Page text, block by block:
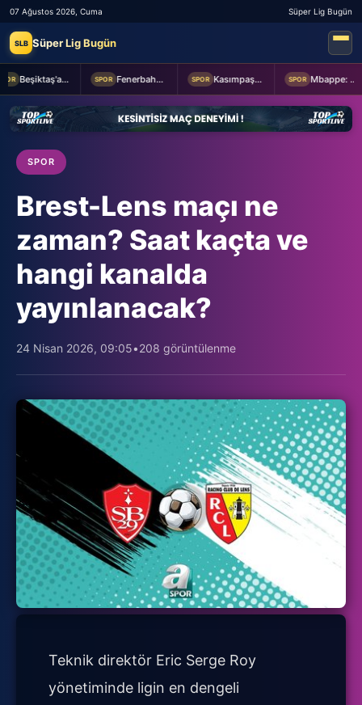
07 Ağustos 2026, Cuma Süper Lig Bugün
SLB Süper Lig Bugün
Beşiktaş'a Youssouf Fofana transferinde müjdeli haber! SPOR Fenerbahçe Başkanı Aziz Yıldırım, Sturm Graz maçı öncesi takımı ziyaret etti SPOR Kasımpaşa ile Hull City hazırlık maçında berabere kaldı SPOR Mbappe: Bahis reklamlarında oynamam
SPOR
Brest-Lens maçı ne
zaman? Saat kaçta ve
hangi kanalda
yayınlanacak?
24 Nisan 2026, 09:05•208 görüntülenme
Teknik direktör Eric Serge Roy
yönetiminde ligin en dengeli